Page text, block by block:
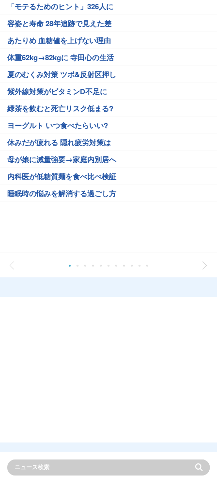
「モテるためのヒント」326人に
容姿と寿命 28年追跡で見えた差
あたりめ 血糖値を上げない理由
体重62kg→82kgに 寺田心の生活
夏のむくみ対策 ツボ&反射区押し
紫外線対策がビタミンD不足に
緑茶を飲むと死亡リスク低まる?
ヨーグルト いつ食べたらいい?
休みだが疲れる 隠れ疲労対策は
母が娘に減量強要→家庭内別居へ
内科医が低糖質麺を食べ比べ検証
睡眠時の悩みを解消する過ごし方